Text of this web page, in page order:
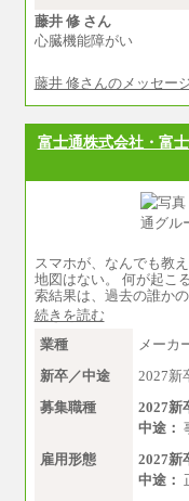
※上記
※試用
中途：
■総合
大学院
3.7万円
■総合
1.7万円
■事務
一律3.7
※試用
キルを
す。
藤井 修 さん
心臓機能障がい
藤井 修さんのメッセー
富士通株式会社・富
スマホが、なんでも教
地図はない。 何が起こ
索結果は、過去の誰か
続きを読む
業種
メーカ
新卒／中途
2027新
募集職種
2027新
中途：
雇用形態
2027新
中途：